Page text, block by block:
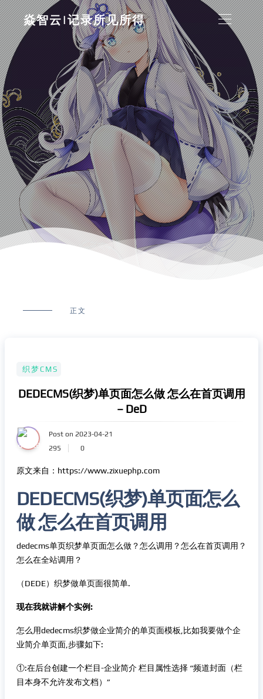
焱智云|记录所见所得
正文
织梦CMS
DEDECMS(织梦)单页面怎么做 怎么在首页调用
– DeD
Post on 2023-04-21
295
0
原文来自：https://www.zixuephp.com
DEDECMS(织梦)单页面怎么
做 怎么在首页调用
dedecms单页织梦单页面怎么做？怎么调用？怎么在首页调用？
怎么在全站调用？
（DEDE）织梦做单页面很简单.
现在我就讲解个实例:
怎么用dedecms织梦做企业简介的单页面模板,比如我要做个企
业简介单页面,步骤如下:
①:在后台创建一个栏目-企业简介 栏目属性选择 “频道封面（栏
目本身不允许发布文档）”